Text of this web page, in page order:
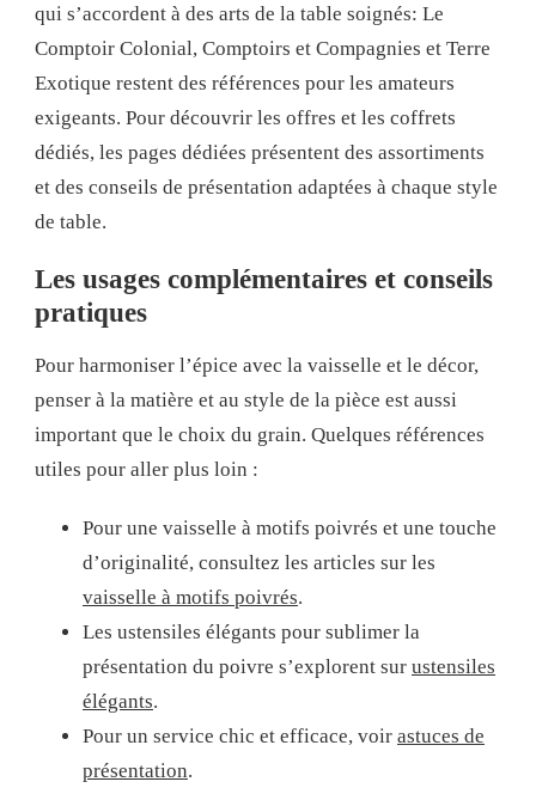
qui s’accordent à des arts de la table soignés: Le
Comptoir Colonial, Comptoirs et Compagnies et Terre
Exotique restent des références pour les amateurs
exigeants. Pour découvrir les offres et les coffrets
dédiés, les pages dédiées présentent des assortiments
et des conseils de présentation adaptées à chaque style
de table.
Les usages complémentaires et conseils
pratiques
Pour harmoniser l’épice avec la vaisselle et le décor,
penser à la matière et au style de la pièce est aussi
important que le choix du grain. Quelques références
utiles pour aller plus loin :
Pour une vaisselle à motifs poivrés et une touche
d’originalité, consultez les articles sur les
vaisselle à motifs poivrés.
Les ustensiles élégants pour sublimer la
présentation du poivre s’explorent sur ustensiles
élégants.
Pour un service chic et efficace, voir astuces de
présentation.